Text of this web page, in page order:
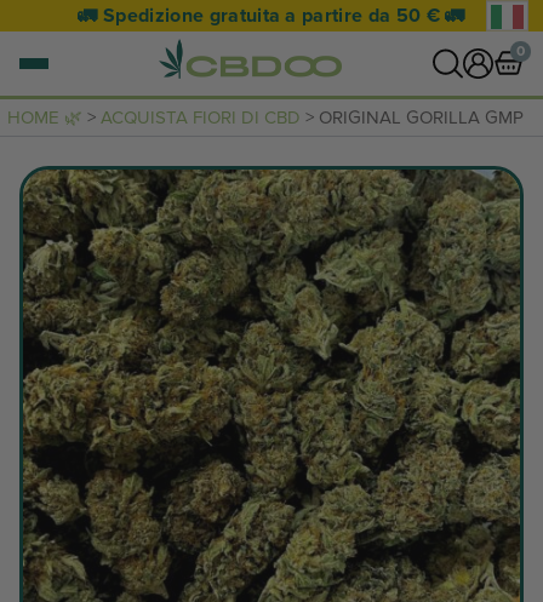
🚛 Spedizione gratuita a partire da 50 € 🚛
0
0 articoli VEDI CARRELLO
Il carrello è vuoto.
HOME 🌿 > ACQUISTA FIORI DI CBD > ORIGINAL GORILLA GMP